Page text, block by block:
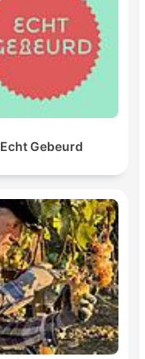
Echt Gebeurd